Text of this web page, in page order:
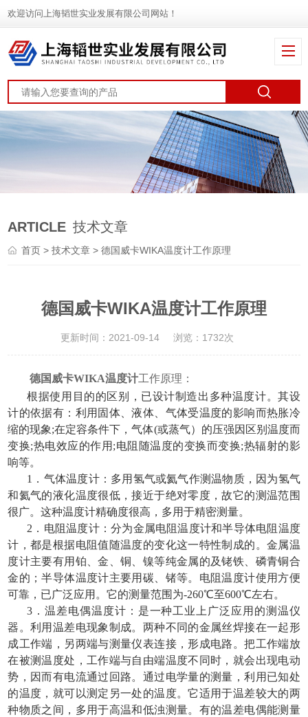
欢迎访问上海韬世实业发展有限公司网站！
ARTICLE 技术文章
首页 >技术文章 > 德国威卡WIKA温度计工作原理
德国威卡WIKA温度计工作原理
更新时间：2021-09-14 浏览：1732次
德国威卡WIKA温度计工作原理：
根据使用目的的区别，已设计制造出多种温度计。其设
计的依据有：利用固体、液体、气体受温度的影响而热胀冷
缩的现象;在定容条件下，气体(或蒸气）的压强因区别温度而
变换;热电效应的作用;电阻随温度的变换而变换;热辐射的影
响等。
1．气体温度计：多用氢气或氦气作测温物质，因为氢气
和氦气的液化温度很低，接近于绝对零度，故它的测温范围
很广。这种温度计精确度很高，多用于精密测量。
2．电阻温度计：分为金属电阻温度计和半导体电阻温度
计，都是根据电阻值随温度的变化这一特性制成的。金属温
度计主要有用铂、金、铜、镍等纯金属的及铑铁、磷青铜合
金的；半导体温度计主要用碳、锗等。电阻温度计使用方便
可靠，已广泛应用。它的测量范围为-260℃至600℃左右。
3．温差电偶温度计：是一种工业上广泛应用的测温仪
器。利用温差电现象制成。两种不同的金属丝焊接在一起形
成工作端，另两端与测量仪表连接，形成电路。把工作端放
在被测温度处，工作端与自由端温度不同时，就会出现电动
势，因而有电流通过回路。通过电学量的测量，利用已知处
的温度，就可以测定另一处的温度。它适用于温差较大的两
种物质之间，多用于高温和低浊测量。有的温差电偶能测量